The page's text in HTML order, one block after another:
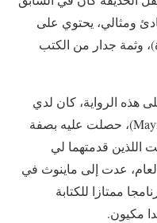
ومثالي، يحتوي على
وثمة جدار من الكتب
هذه الرواية، كان لدي
أيضًا مكتب في جامعة ماينوث (Maynooth)، حصلت عليه بصفة
اللذين قدمتهما لي
عدت إلى ماينوث في
ممتازا للكتابة
مكيون.